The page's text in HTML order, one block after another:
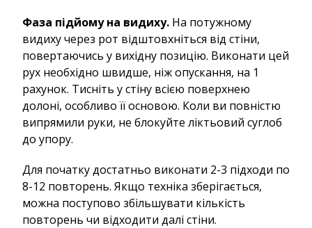
Фаза підйому на видиху. На потужному
видиху через рот відштовхніться від стіни,
повертаючись у вихідну позицію. Виконати цей
рух необхідно швидше, ніж опускання, на 1
рахунок. Тисніть у стіну всією поверхнею
долоні, особливо її основою. Коли ви повністю
випрямили руки, не блокуйте ліктьовий суглоб
до упору.
Для початку достатньо виконати 2-3 підходи по
8-12 повторень. Якщо техніка зберігається,
можна поступово збільшувати кількість
повторень чи відходити далі стіни.